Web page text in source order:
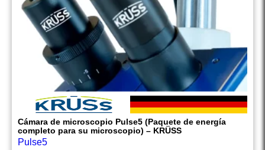
Cámara de microscopio Pulse5 (Paquete de energía
completo para su microscopio) – KRÜSS
Pulse5